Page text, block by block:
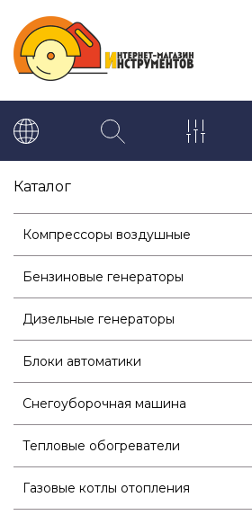
Каталог
Компрессоры воздушные
Бензиновые генераторы
Дизельные генераторы
Блоки автоматики
Снегоуборочная машина
Тепловые обогреватели
Газовые котлы отопления